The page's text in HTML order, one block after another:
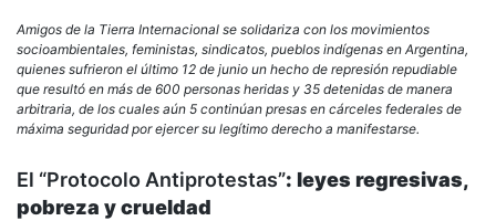
Amigos de la Tierra Internacional se solidariza con los movimientos
socioambientales, feministas, sindicatos, pueblos indígenas en Argentina,
quienes sufrieron el último 12 de junio un hecho de represión repudiable
que resultó en más de 600 personas heridas y 35 detenidas de manera
arbitraria, de los cuales aún 5 continúan presas en cárceles federales de
máxima seguridad por ejercer su legítimo derecho a manifestarse.
El “Protocolo Antiprotestas”: leyes regresivas,
pobreza y crueldad